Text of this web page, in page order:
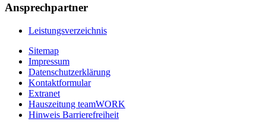
Ansprechpartner
Leistungsverzeichnis
Sitemap
Impressum
Datenschutzerklärung
Kontaktformular
Extranet
Hauszeitung teamWORK
Hinweis Barrierefreiheit